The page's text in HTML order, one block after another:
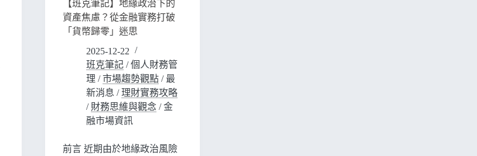
【班克筆記】地緣政治下的
資產焦慮？從金融實務打破
「貨幣歸零」迷思
2025-12-22
班克筆記 /個人財務管
理 /市場趨勢觀點 / 最
新消息 / 理財實務攻略
/ 財務思維與觀念 /金
融市場資訊
前言 近期由於地緣政治風險